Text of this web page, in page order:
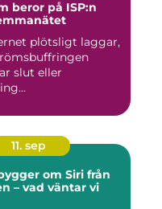
beror på ISP:n
plötsligt laggar,
slut eller
11. sep
om Siri från
– vad väntar vi